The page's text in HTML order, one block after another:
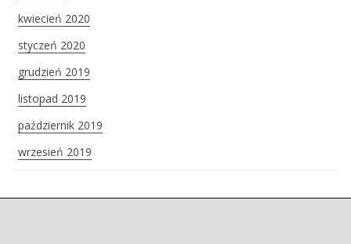
kwiecień 2020
styczeń 2020
grudzień 2019
listopad 2019
październik 2019
wrzesień 2019